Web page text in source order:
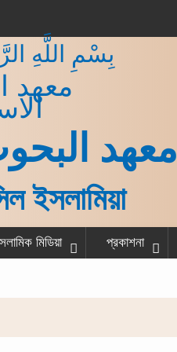
بِسْمِ اللَّهِ
معهد
ইসলামিয়া
মিডিয়া প্রকাশনা